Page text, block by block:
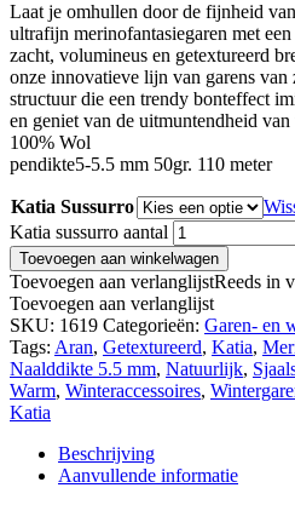
Laat je omhullen door de fijnheid
ultrafijn merinofantasiegaren met
zacht, volumineus en getextureerd
onze innovatieve lijn van garens
structuur die een trendy bonteffect
en geniet van de uitmuntendheid
100% Wol
pendikte5-5.5 mm 50gr. 110 meter
Katia Sussurro
Katia sussurro aantal
Toevoegen aan winkelwagen
Toevoegen aan verlanglijstReeds in
Toevoegen aan verlanglijst
SKU: 1619 Categorieën: Garen- en
Tags: Aran, Getextureerd, Katia,
Naalddikte 5.5 mm, Natuurlijk,
Warm, Winteraccessoires,
Katia
Beschrijving
Aanvullende informatie